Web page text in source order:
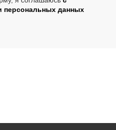
персональных данных